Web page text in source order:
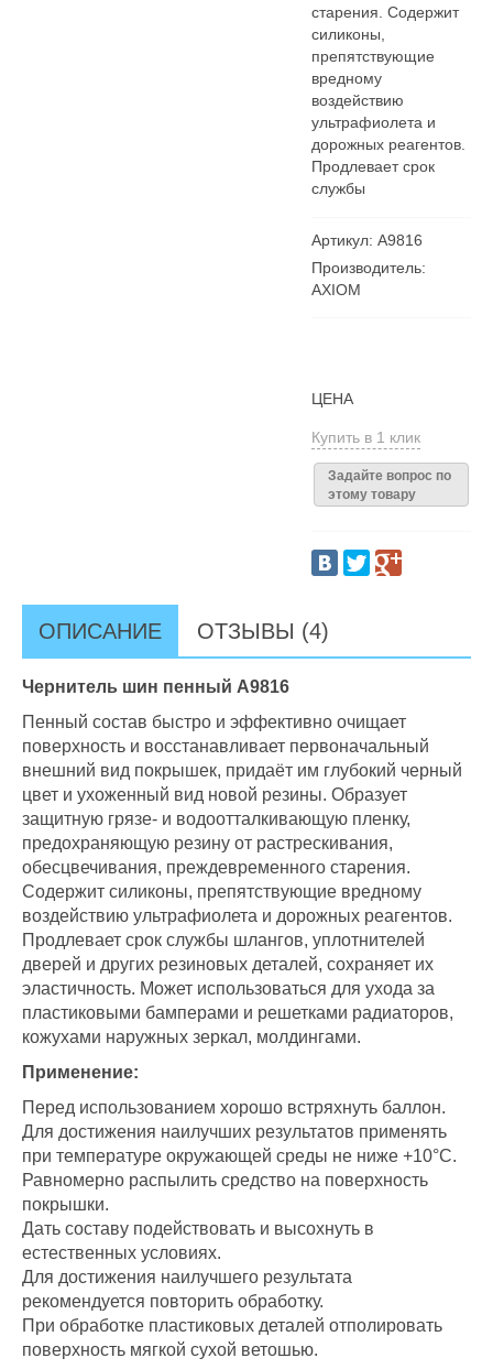
старения. Содержит
силиконы,
препятствующие
вредному
воздействию
ультрафиолета и
дорожных реагентов.
Продлевает срок
службы
Артикул: А9816
Производитель:
AXIOM
ЦЕНА
Купить в 1 клик
Задайте вопрос по
этому товару
ОПИСАНИЕ ОТЗЫВЫ (4)
Чернитель шин пенный А9816
Пенный состав быстро и эффективно очищает
поверхность и восстанавливает первоначальный
внешний вид покрышек, придаёт им глубокий черный
цвет и ухоженный вид новой резины. Образует
защитную грязе- и водоотталкивающую пленку,
предохраняющую резину от растрескивания,
обесцвечивания, преждевременного старения.
Содержит силиконы, препятствующие вредному
воздействию ультрафиолета и дорожных реагентов.
Продлевает срок службы шлангов, уплотнителей
дверей и других резиновых деталей, сохраняет их
эластичность. Может использоваться для ухода за
пластиковыми бамперами и решетками радиаторов,
кожухами наружных зеркал, молдингами.
Применение:
Перед использованием хорошо встряхнуть баллон.
Для достижения наилучших результатов применять
при температуре окружающей среды не ниже +10°С.
Равномерно распылить средство на поверхность
покрышки.
Дать составу подействовать и высохнуть в
естественных условиях.
Для достижения наилучшего результата
рекомендуется повторить обработку.
При обработке пластиковых деталей отполировать
поверхность мягкой сухой ветошью.